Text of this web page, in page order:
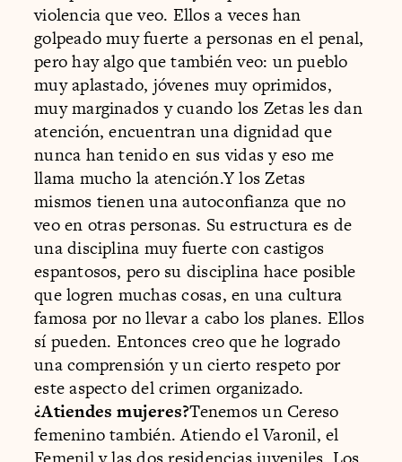
violencia que veo. Ellos a veces han
golpeado muy fuerte a personas en el penal,
pero hay algo que también veo: un pueblo
muy aplastado, jóvenes muy oprimidos,
muy marginados y cuando los Zetas les dan
atención, encuentran una dignidad que
nunca han tenido en sus vidas y eso me
llama mucho la atención.Y los Zetas
mismos tienen una autoconfianza que no
veo en otras personas. Su estructura es de
una disciplina muy fuerte con castigos
espantosos, pero su disciplina hace posible
que logren muchas cosas, en una cultura
famosa por no llevar a cabo los planes. Ellos
sí pueden. Entonces creo que he logrado
una comprensión y un cierto respeto por
este aspecto del crimen organizado.
¿Atiendes mujeres?Tenemos un Cereso
femenino también. Atiendo el Varonil, el